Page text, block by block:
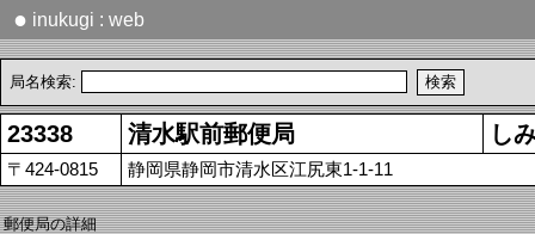
● inukugi : web
局名検索:
23338 清水駅前郵便局 し
〒424-0815 静岡県静岡市清水区江尻東1-1-11
郵便局の詳細